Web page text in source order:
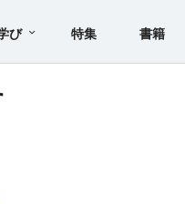
び 特集 書籍